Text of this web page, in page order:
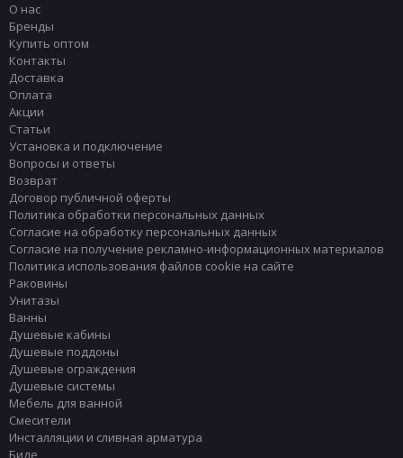
О нас
Бренды
Купить оптом
Контакты
Доставка
Оплата
Акции
Статьи
Установка и подключение
Вопросы и ответы
Возврат
Договор публичной оферты
Политика обработки персональных данных
Согласие на обработку персональных данных
Согласие на получение рекламно-информационных материалов
Политика использования файлов cookie на сайте
Раковины
Унитазы
Ванны
Душевые кабины
Душевые поддоны
Душевые ограждения
Душевые системы
Мебель для ванной
Смесители
Инсталляции и сливная арматура
Биде